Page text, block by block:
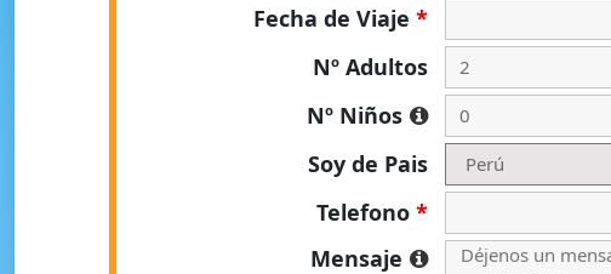
Fecha de Viaje*
Nº Adultos
Nº Niños
Soy de Pais
Telefono*
Mensaje